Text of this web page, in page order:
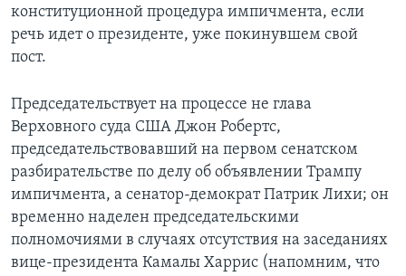
конституционной процедура импичмента, если
речь идет о президенте, уже покинувшем свой
пост.
Председательствует на процессе не глава
Верховного суда США Джон Робертс,
председательствовавший на первом сенатском
разбирательстве по делу об объявлении Трампу
импичмента, а сенатор-демократ Патрик Лихи; он
временно наделен председательскими
полномочиями в случаях отсутствия на заседаниях
вице-президента Камалы Харрис (напомним, что